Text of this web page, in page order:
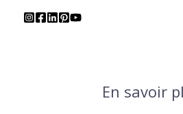
En savoir